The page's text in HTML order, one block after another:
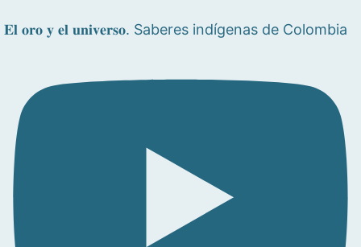
𝐄𝐥 𝐨𝐫𝐨 𝐲 𝐞𝐥 𝐮𝐧𝐢𝐯𝐞𝐫𝐬𝐨. Saberes indígenas de Colombia